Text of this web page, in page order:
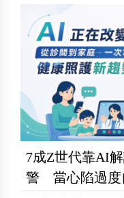
7成Z世代靠AI
警 當心陷過度